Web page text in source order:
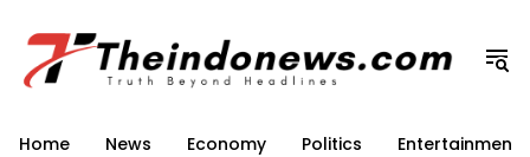
konten
Home News Economy Politics Entertainment